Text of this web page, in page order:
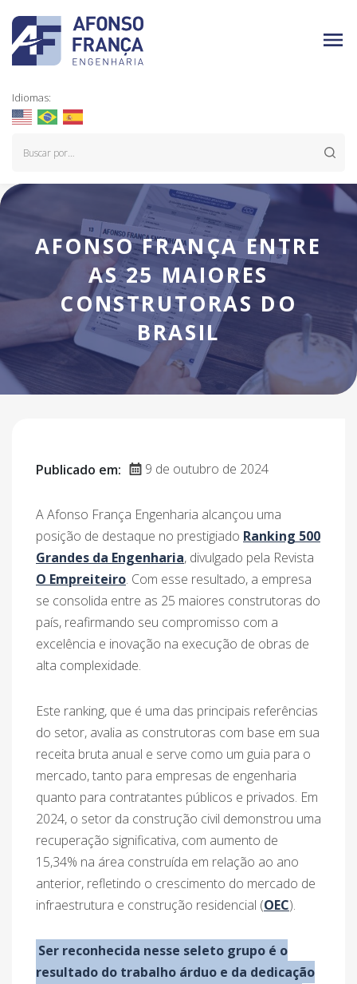
Idiomas:
AFONSO FRANÇA ENTRE
AS 25 MAIORES
CONSTRUTORAS DO
BRASIL
Publicado em: 9 de outubro de 2024
A Afonso França Engenharia alcançou uma
posição de destaque no prestigiado Ranking 500
Grandes da Engenharia, divulgado pela Revista
O Empreiteiro. Com esse resultado, a empresa
se consolida entre as 25 maiores construtoras do
país, reafirmando seu compromisso com a
excelência e inovação na execução de obras de
alta complexidade.
Este ranking, que é uma das principais referências
do setor, avalia as construtoras com base em sua
receita bruta anual e serve como um guia para o
mercado, tanto para empresas de engenharia
quanto para contratantes públicos e privados. Em
2024, o setor da construção civil demonstrou uma
recuperação significativa, com aumento de
15,34% na área construída em relação ao ano
anterior, refletindo o crescimento do mercado de
infraestrutura e construção residencial​ (OEC).
Ser reconhecida nesse seleto grupo é o
resultado do trabalho árduo e da dedicação